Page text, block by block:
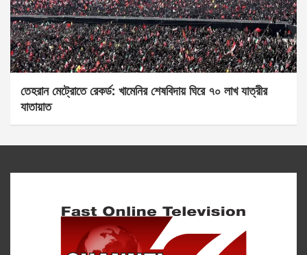
তেহরান মেট্রোতে রেকর্ড: খামেনির শেষবিদায় ঘিরে ৭০ লাখ যাত্রীর
যাতায়াত